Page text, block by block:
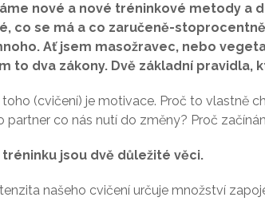
nové a nové tréninkové metody a
co se má a co zaručeně-
Ať jsem masožravec, nebo
to dva zákony. Dvě základní
(cvičení) je motivace. Proč to vlastně
partner co nás nutí do změny? Proč
jsou dvě důležité věci.
našeho cvičení určuje množství